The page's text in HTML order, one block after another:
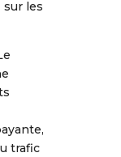
sur les
trafic